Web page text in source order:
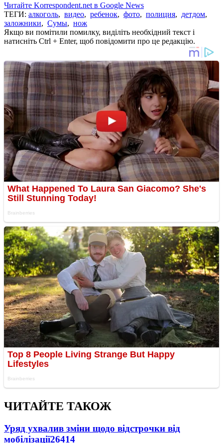
Читайте Korrespondent.net в Google News
ТЕГИ: алкоголь, видео, ребенок, фото, полиция, детдом,
заложники, Сумы, нож
Якщо ви помітили помилку, виділіть необхідний текст і
натисніть Ctrl + Enter, щоб повідомити про це редакцію.
ЧИТАЙТЕ ТАКОЖ
Уряд ухвалив зміни щодо відстрочки від
мобілізації26414